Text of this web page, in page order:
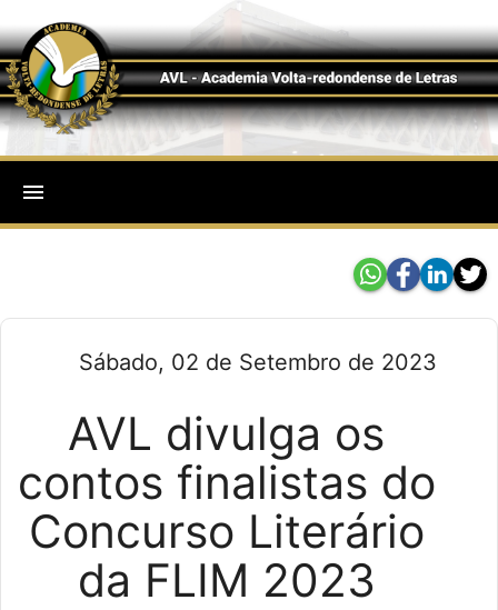
menu
Sábado, 02 de Setembro de 2023
AVL divulga os
contos finalistas do
Concurso Literário
da FLIM 2023